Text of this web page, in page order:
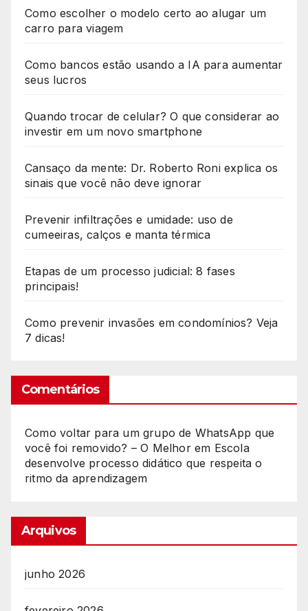
Como escolher o modelo certo ao alugar um
carro para viagem
Como bancos estão usando a IA para aumentar
seus lucros
Quando trocar de celular? O que considerar ao
investir em um novo smartphone
Cansaço da mente: Dr. Roberto Roni explica os
sinais que você não deve ignorar
Prevenir infiltrações e umidade: uso de
cumeeiras, calços e manta térmica
Etapas de um processo judicial: 8 fases
principais!
Como prevenir invasões em condomínios? Veja
7 dicas!
Comentários
Como voltar para um grupo de WhatsApp que
você foi removido? – O Melhorem Escola
desenvolve processo didático que respeita o
ritmo da aprendizagem
Arquivos
junho 2026